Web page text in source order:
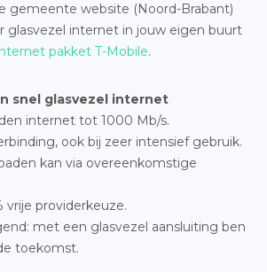
gemeente website (Noord-Brabant)
glasvezel internet in jouw eigen buurt
pakket T-Mobile.
snel glasvezel internet
internet tot 1000 Mb/s.
ook bij zeer intensief gebruik.
kan via overeenkomstige
vrije providerkeuze.
met een glasvezel aansluiting ben
toekomst.